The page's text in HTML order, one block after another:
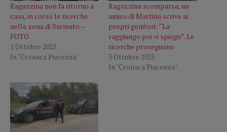
Ragazzina non fa ritorno a
casa, in corso le ricerche
nella zona di Sarmato –
FOTO
1 Ottobre 2025
In "Cronaca Piacenza"
Ragazzina scomparsa, un
amico di Martina scrive ai
propri genitori: “La
raggiungo poi vi spiego”. Le
ricerche proseguono
3 Ottobre 2025
In "Cronaca Piacenza"